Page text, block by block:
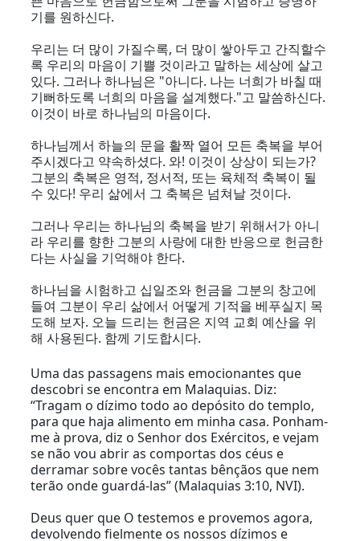
기를 원하신다.
우리는 더 많이 가질수록, 더 많이 쌓아두고 간직할수
록 우리의 마음이 기쁠 것이라고 말하는 세상에 살고
있다. 그러나 하나님은 "아니다. 나는 너희가 바칠 때
기뻐하도록 너희의 마음을 설계했다."고 말씀하신다.
이것이 바로 하나님의 마음이다.
하나님께서 하늘의 문을 활짝 열어 모든 축복을 부어
주시겠다고 약속하셨다. 와! 이것이 상상이 되는가?
그분의 축복은 영적, 정서적, 또는 육체적 축복이 될
수 있다! 우리 삶에서 그 축복은 넘쳐날 것이다.
그러나 우리는 하나님의 축복을 받기 위해서가 아니
라 우리를 향한 그분의 사랑에 대한 반응으로 헌금한
다는 사실을 기억해야 한다.
하나님을 시험하고 십일조와 헌금을 그분의 창고에
들여 그분이 우리 삶에서 어떻게 기적을 베푸실지 목
도해 보자. 오늘 드리는 헌금은 지역 교회 예산을 위
해 사용된다. 함께 기도합시다.
Uma das passagens mais emocionantes que
descobri se encontra em Malaquias. Diz:
“Tragam o dízimo todo ao depósito do templo,
para que haja alimento em minha casa. Ponham-
me à prova, diz o Senhor dos Exércitos, e vejam
se não vou abrir as comportas dos céus e
derramar sobre vocês tantas bênçãos que nem
terão onde guardá-las” (Malaquias 3:10, NVI).
Deus quer que O testemos e provemos agora,
devolvendo fielmente os nossos dízimos e